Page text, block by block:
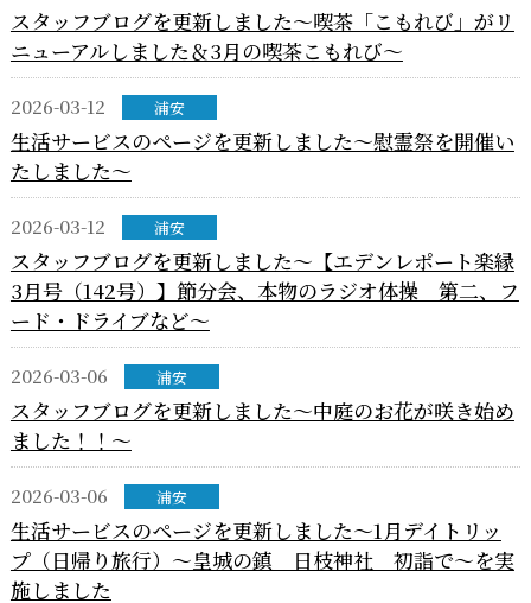
スタッフブログを更新しました～喫茶「こもれび」がリ
ニューアルしました＆3月の喫茶こもれび～
2026-03-12 浦安
生活サービスのページを更新しました～慰霊祭を開催い
たしました～
2026-03-12 浦安
スタッフブログを更新しました～【エデンレポート楽縁
3月号（142号）】節分会、本物のラジオ体操 第二、フ
ード・ドライブなど～
2026-03-06 浦安
スタッフブログを更新しました～中庭のお花が咲き始め
ました！！～
2026-03-06 浦安
生活サービスのページを更新しました～1月デイトリッ
プ（日帰り旅行）～皇城の鎮 日枝神社 初詣で～を実
施しました